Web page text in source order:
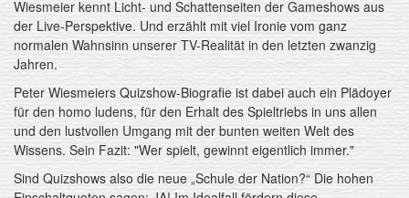
Wiesmeier kennt Licht- und Schattenseiten der Gameshows aus
der Live-Perspektive. Und erzählt mit viel Ironie vom ganz
normalen Wahnsinn unserer TV-Realität in den letzten zwanzig
Jahren.
Peter Wiesmeiers Quizshow-Biografie ist dabei auch ein Plädoyer
für den homo ludens, für den Erhalt des Spieltriebs in uns allen
und den lustvollen Umgang mit der bunten weiten Welt des
Wissens. Sein Fazit: "Wer spielt, gewinnt eigentlich immer."
Sind Quizshows also die neue „Schule der Nation?“ Die hohen